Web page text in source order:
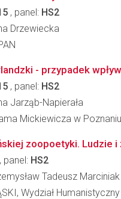
, panel: HS2
Drzewiecka
- przypadek
, panel: HS2
Jarząb-Napierała
Mickiewicza w
zoopoetyki. Ludzie
, panel: HS2
Tadeusz Marciniak
Wydział Humanistyczny